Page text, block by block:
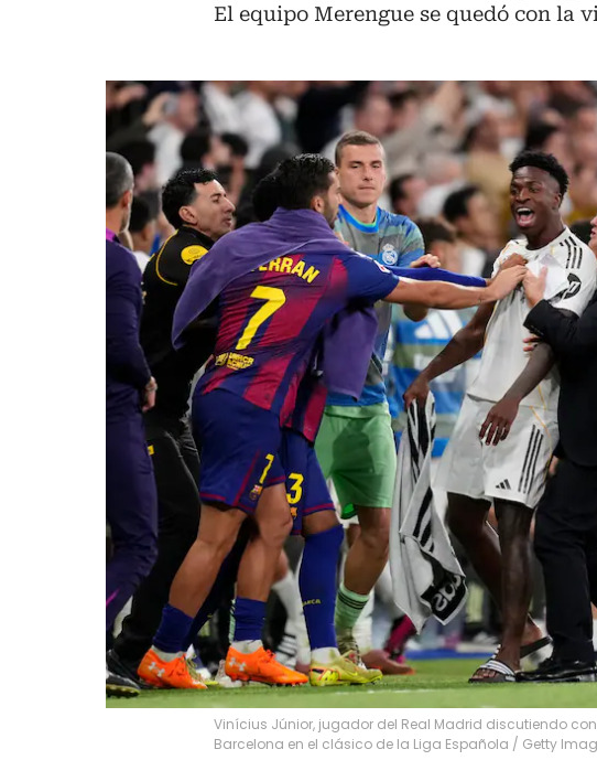
El equipo Merengue se quedó con la
Vinícius Júnior, jugador del Real Madrid discutiendo
Barcelona en el clásico de la Liga Española / Getty